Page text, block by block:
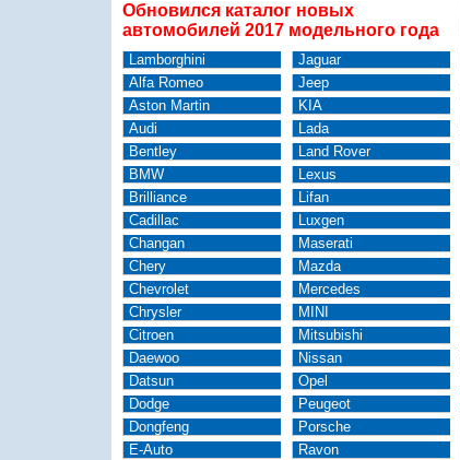
Обновился каталог новых
автомобилей 2017 модельного года
Lamborghini
Alfa Romeo
Aston Martin
Audi
Bentley
BMW
Brilliance
Cadillac
Changan
Chery
Chevrolet
Chrysler
Citroen
Daewoo
Datsun
Dodge
Dongfeng
E-Auto
Jaguar
Jeep
KIA
Lada
Land Rover
Lexus
Lifan
Luxgen
Maserati
Mazda
Mercedes
MINI
Mitsubishi
Nissan
Opel
Peugeot
Porsche
Ravon